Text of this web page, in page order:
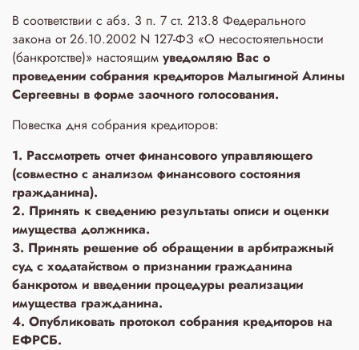
В соответствии с абз. 3 п. 7 ст. 213.8 Федерального
закона от 26.10.2002 N 127-ФЗ «О несостоятельности
(банкротстве)» настоящим уведомляю Вас о
проведении собрания кредиторов Малыгиной Алины
Сергеевны в форме заочного голосования.
Повестка дня собрания кредиторов:
1. Рассмотреть отчет финансового управляющего
(совместно с анализом финансового состояния
гражданина).
2. Принять к сведению результаты описи и оценки
имущества должника.
3. Принять решение об обращении в арбитражный
суд с ходатайством о признании гражданина
банкротом и введении процедуры реализации
имущества гражданина.
4. Опубликовать протокол собрания кредиторов на
ЕФРСБ.